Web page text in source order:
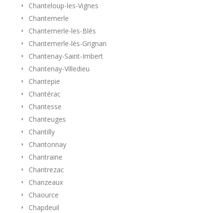
Chanteloup-les-Vignes
Chantemerle
Chantemerle-les-Blés
Chantemerle-lés-Grignan
Chantenay-Saint-Imbert
Chantenay-Villedieu
Chantepie
Chantérac
Chantesse
Chanteuges
Chantilly
Chantonnay
Chantraine
Chantrezac
Chanzeaux
Chaource
Chapdeuil